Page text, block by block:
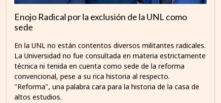
Enojo Radical por la exclusión de la UNL como
sede
En la UNL no están contentos diversos militantes radicales.
La Universidad no fue consultada en materia estrictamente
técnica ni tenida en cuenta como sede de la reforma
convencional, pese a su rica historia al respecto.
"Reforma", una palabra cara para la historia de la casa de
altos estudios.